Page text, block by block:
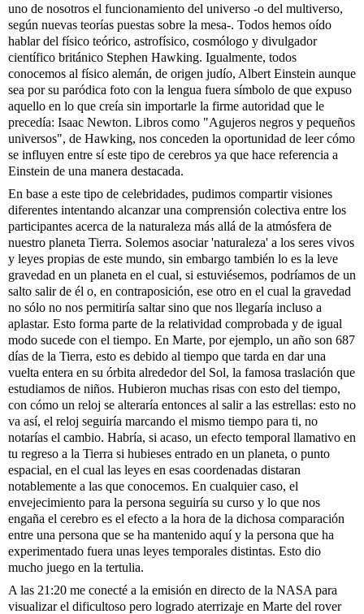
uno de nosotros el funcionamiento del universo -o del multiverso,
según nuevas teorías puestas sobre la mesa-. Todos hemos oído
hablar del físico teórico, astrofísico, cosmólogo y divulgador
científico británico Stephen Hawking. Igualmente, todos
conocemos al físico alemán, de origen judío, Albert Einstein aunque
sea por su paródica foto con la lengua fuera símbolo de que expuso
aquello en lo que creía sin importarle la firme autoridad que le
precedía: Isaac Newton. Libros como "Agujeros negros y pequeños
universos", de Hawking, nos conceden la oportunidad de leer cómo
se influyen entre sí este tipo de cerebros ya que hace referencia a
Einstein de una manera destacada.
En base a este tipo de celebridades, pudimos compartir visiones
diferentes intentando alcanzar una comprensión colectiva entre los
participantes acerca de la naturaleza más allá de la atmósfera de
nuestro planeta Tierra. Solemos asociar 'naturaleza' a los seres vivos
y leyes propias de este mundo, sin embargo también lo es la leve
gravedad en un planeta en el cual, si estuviésemos, podríamos de un
salto salir de él o, en contraposición, ese otro en el cual la gravedad
no sólo no nos permitiría saltar sino que nos llegaría incluso a
aplastar. Esto forma parte de la relatividad comprobada y de igual
modo sucede con el tiempo. En Marte, por ejemplo, un año son 687
días de la Tierra, esto es debido al tiempo que tarda en dar una
vuelta entera en su órbita alrededor del Sol, la famosa traslación que
estudiamos de niños. Hubieron muchas risas con esto del tiempo,
con cómo un reloj se alteraría entonces al salir a las estrellas: esto no
va así, el reloj seguiría marcando el mismo tiempo para ti, no
notarías el cambio. Habría, si acaso, un efecto temporal llamativo en
tu regreso a la Tierra si hubieses entrado en un planeta, o punto
espacial, en el cual las leyes en esas coordenadas distaran
notablemente a las que conocemos. En cualquier caso, el
envejecimiento para la persona seguiría su curso y lo que nos
engaña el cerebro es el efecto a la hora de la dichosa comparación
entre una persona que se ha mantenido aquí y la persona que ha
experimentado fuera unas leyes temporales distintas. Esto dio
mucho juego en la tertulia.
A las 21:20 me conecté a la emisión en directo de la NASA para
visualizar el dificultoso pero logrado aterrizaje en Marte del rover